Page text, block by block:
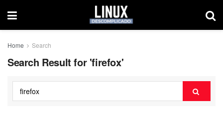
Home Search
Search Result for 'firefox'